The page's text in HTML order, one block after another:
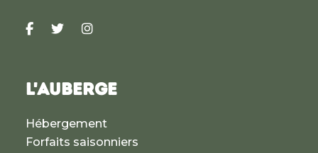
L'AUBERGE
Hébergement
Forfaits saisonniers